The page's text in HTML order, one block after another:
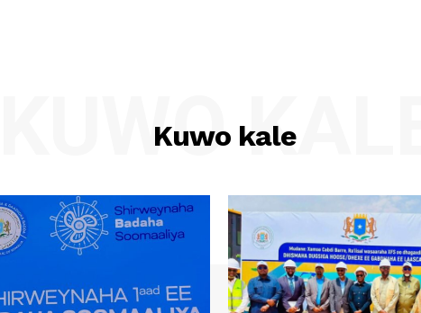
Kuwo kale
KUWO